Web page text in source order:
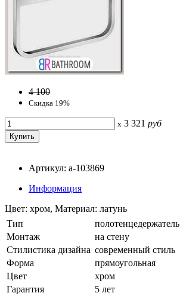
4 100
Скидка 19%
x 3 321 руб
Артикул: a-103869
Информация
Цвет: хром, Материал: латунь
Тип
полотенцедержатель
Монтаж
на стену
Стилистика дизайна современный стиль
Форма
прямоугольная
Цвет
хром
Гарантия
5 лет